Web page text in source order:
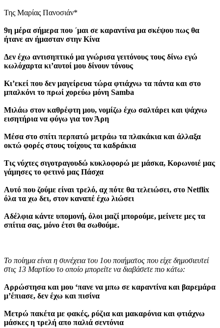
Της Μαρίας Πανοσιάν*
9η μέρα σήμερα που ´μαι σε καραντίνα μα σκέψου πως θα
ήτανε αν ήμασταν στην Κίνα
Δεν έχω αντισηπτικό μα γνώρισα γειτόνους τους δίνω εγώ
κωλόχαρτα κι’αυτοί μου δίνουν τόνους
Κι’εκεί που δεν μαγείρευα τώρα φτιάχνω τα πάντα και στο
μπαλκόνι το πρωί χορεύω μόνη Samba
Μιλάω στον καθρέφτη μου, νομίζω έχω σαλτάρει και ψάχνω
εισητήρια να φύγω για τον Άρη
Μέσα στο σπίτι περπατώ μετράω τα πλακάκια και άλλαξα
οκτώ φορές στους τοίχους τα καδράκια
Τις νύχτες σιγοτραγουδώ κυκλοφορώ με μάσκα, Κορωνοιέ μας
γάμησες το φετινό μας Πάσχα
Αυτό που ζούμε είναι τρελό, αχ πότε θα τελειώσει, στο Netflix
όλα τα χω δει, στον καναπέ έχω λιώσει
Αδέλφια κάντε υπομονή, όλοι μαζί μπορούμε, μείνετε μες τα
σπίτια σας, μόνο έτσι θα σωθούμε.
Το ποίημα είναι η συνέχεια του 1ου ποιήματος που είχε δημοσιευτεί
στις 13 Μαρτίου το οποίο μπορείτε να διαβάσετε πιο κάτω:
Αρρώστησα και μου ‘πανε να μπω σε καραντίνα και βαρεμάρα
μ’έπιασε, δεν έχω και πισίνα
Μετρώ πακέτα με φακές, ρύζια και μακαρόνια και φτιάχνω
μάσκες η τρελή απο παλιά σεντόνια